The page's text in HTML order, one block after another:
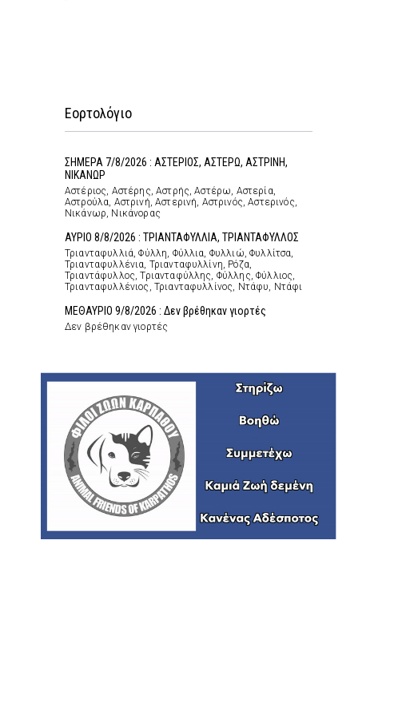
Εορτολόγιο
ΣΗΜΕΡΑ 7/8/2026 : ΑΣΤΕΡΙΟΣ, ΑΣΤΕΡΩ, ΑΣΤΡΙΝΗ,
ΝΙΚΑΝΩΡ
Αστέριος, Αστέρης, Αστρής, Αστέρω, Αστερία,
Αστρούλα, Αστρινή, Αστερινή, Αστρινός, Αστερινός,
Νικάνωρ, Νικάνορας
ΑΥΡΙΟ 8/8/2026 : ΤΡΙΑΝΤΑΦΥΛΛΙΑ, ΤΡΙΑΝΤΑΦΥΛΛΟΣ
Τριανταφυλλιά, Φύλλη, Φύλλια, Φυλλιώ, Φυλλίτσα,
Τριανταφυλλένια, Τριανταφυλλίνη, Ρόζα,
Τριαντάφυλλος, Τριανταφύλλης, Φύλλης, Φύλλιος,
Τριανταφυλλένιος, Τριανταφυλλίνος, Ντάφυ, Ντάφι
ΜΕΘΑΥΡΙΟ 9/8/2026 : Δεν βρέθηκαν γιορτές
Δεν βρέθηκαν γιορτές